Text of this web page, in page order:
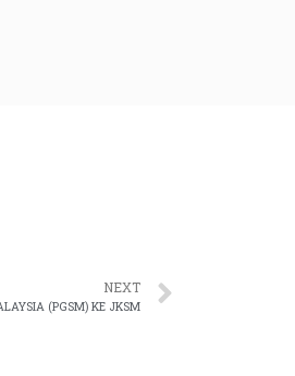
NEXT
(PGSM) KE JKSM